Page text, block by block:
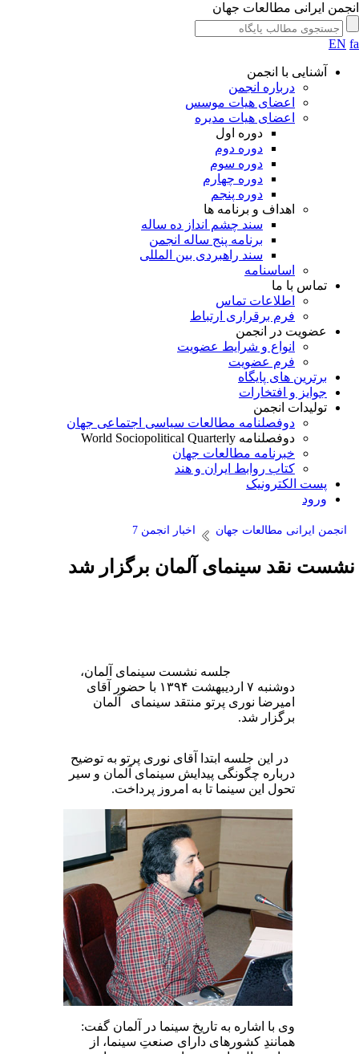
ایرانی مطالعات جهان
EN
آشنایی با انجمن
درباره انجمن
اعضای هیات موسس
اعضای هیات مدیره
دوره اول
دوره دوم
دوره سوم
دوره چهارم
دوره پنجم
اهداف و برنامه ها
سند چشم انداز ده ساله
برنامه پنج ساله انجمن
سند راهبردی بین المللی
اساسنامه
تماس با ما
اطلاعات تماس
فرم برقراری ارتباط
عضویت در انجمن
انواع و شرایط عضویت
فرم عضویت
برترین های پایگاه
جوایز و افتخارات
تولیدات انجمن
دوفصلنامه مطالعات سیاسی اجتماعی جهان
دوفصلنامه World Sociopolitical Quarterly
خبرنامه مطالعات جهان
کتاب روابط ایران و هند
پست الکترونیک
ورود
انجمن ایرانی مطالعات جهان اخبار انجمن 7
نقد سینمای آلمان برگزار شد
جلسه نشست سینمای آلمان،
دوشنبه ۷ اردیبهشت ۱۳۹۴ با حضور آقای
امیرضا نوری پرتو منتقد سینمای آلمان
برگزار شد.
در این جلسه ابتدا آقای نوری پرتو به توضیح
درباره چگونگی پیدایش سینمای آلمان و سیر
تحول این سینما تا به امروز پرداخت.
وی با اشاره به تاریخ سینما در آلمان گفت:
همانندِ کشورهای دارای صنعتِ سینما، از